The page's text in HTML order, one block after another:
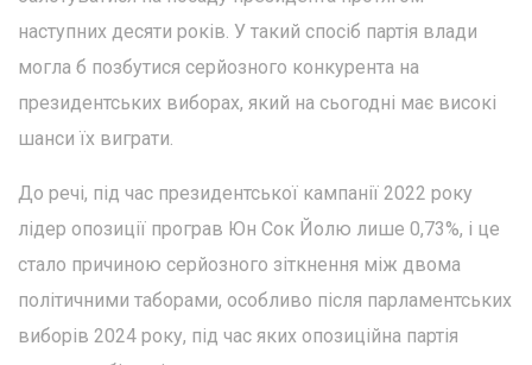
наступних десяти років. У такий спосіб партія влади
могла б позбутися серйозного конкурента на
президентських виборах, який на сьогодні має високі
шанси їх виграти.
До речі, під час президентської кампанії 2022 року
лідер опозиції програв Юн Сок Йолю лише 0,73%, і це
стало причиною серйозного зіткнення між двома
політичними таборами, особливо після парламентських
виборів 2024 року, під час яких опозиційна партія